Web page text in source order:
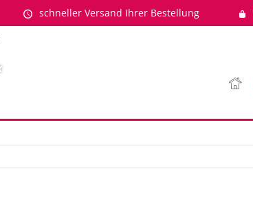
schneller Versand Ihrer Bestellung